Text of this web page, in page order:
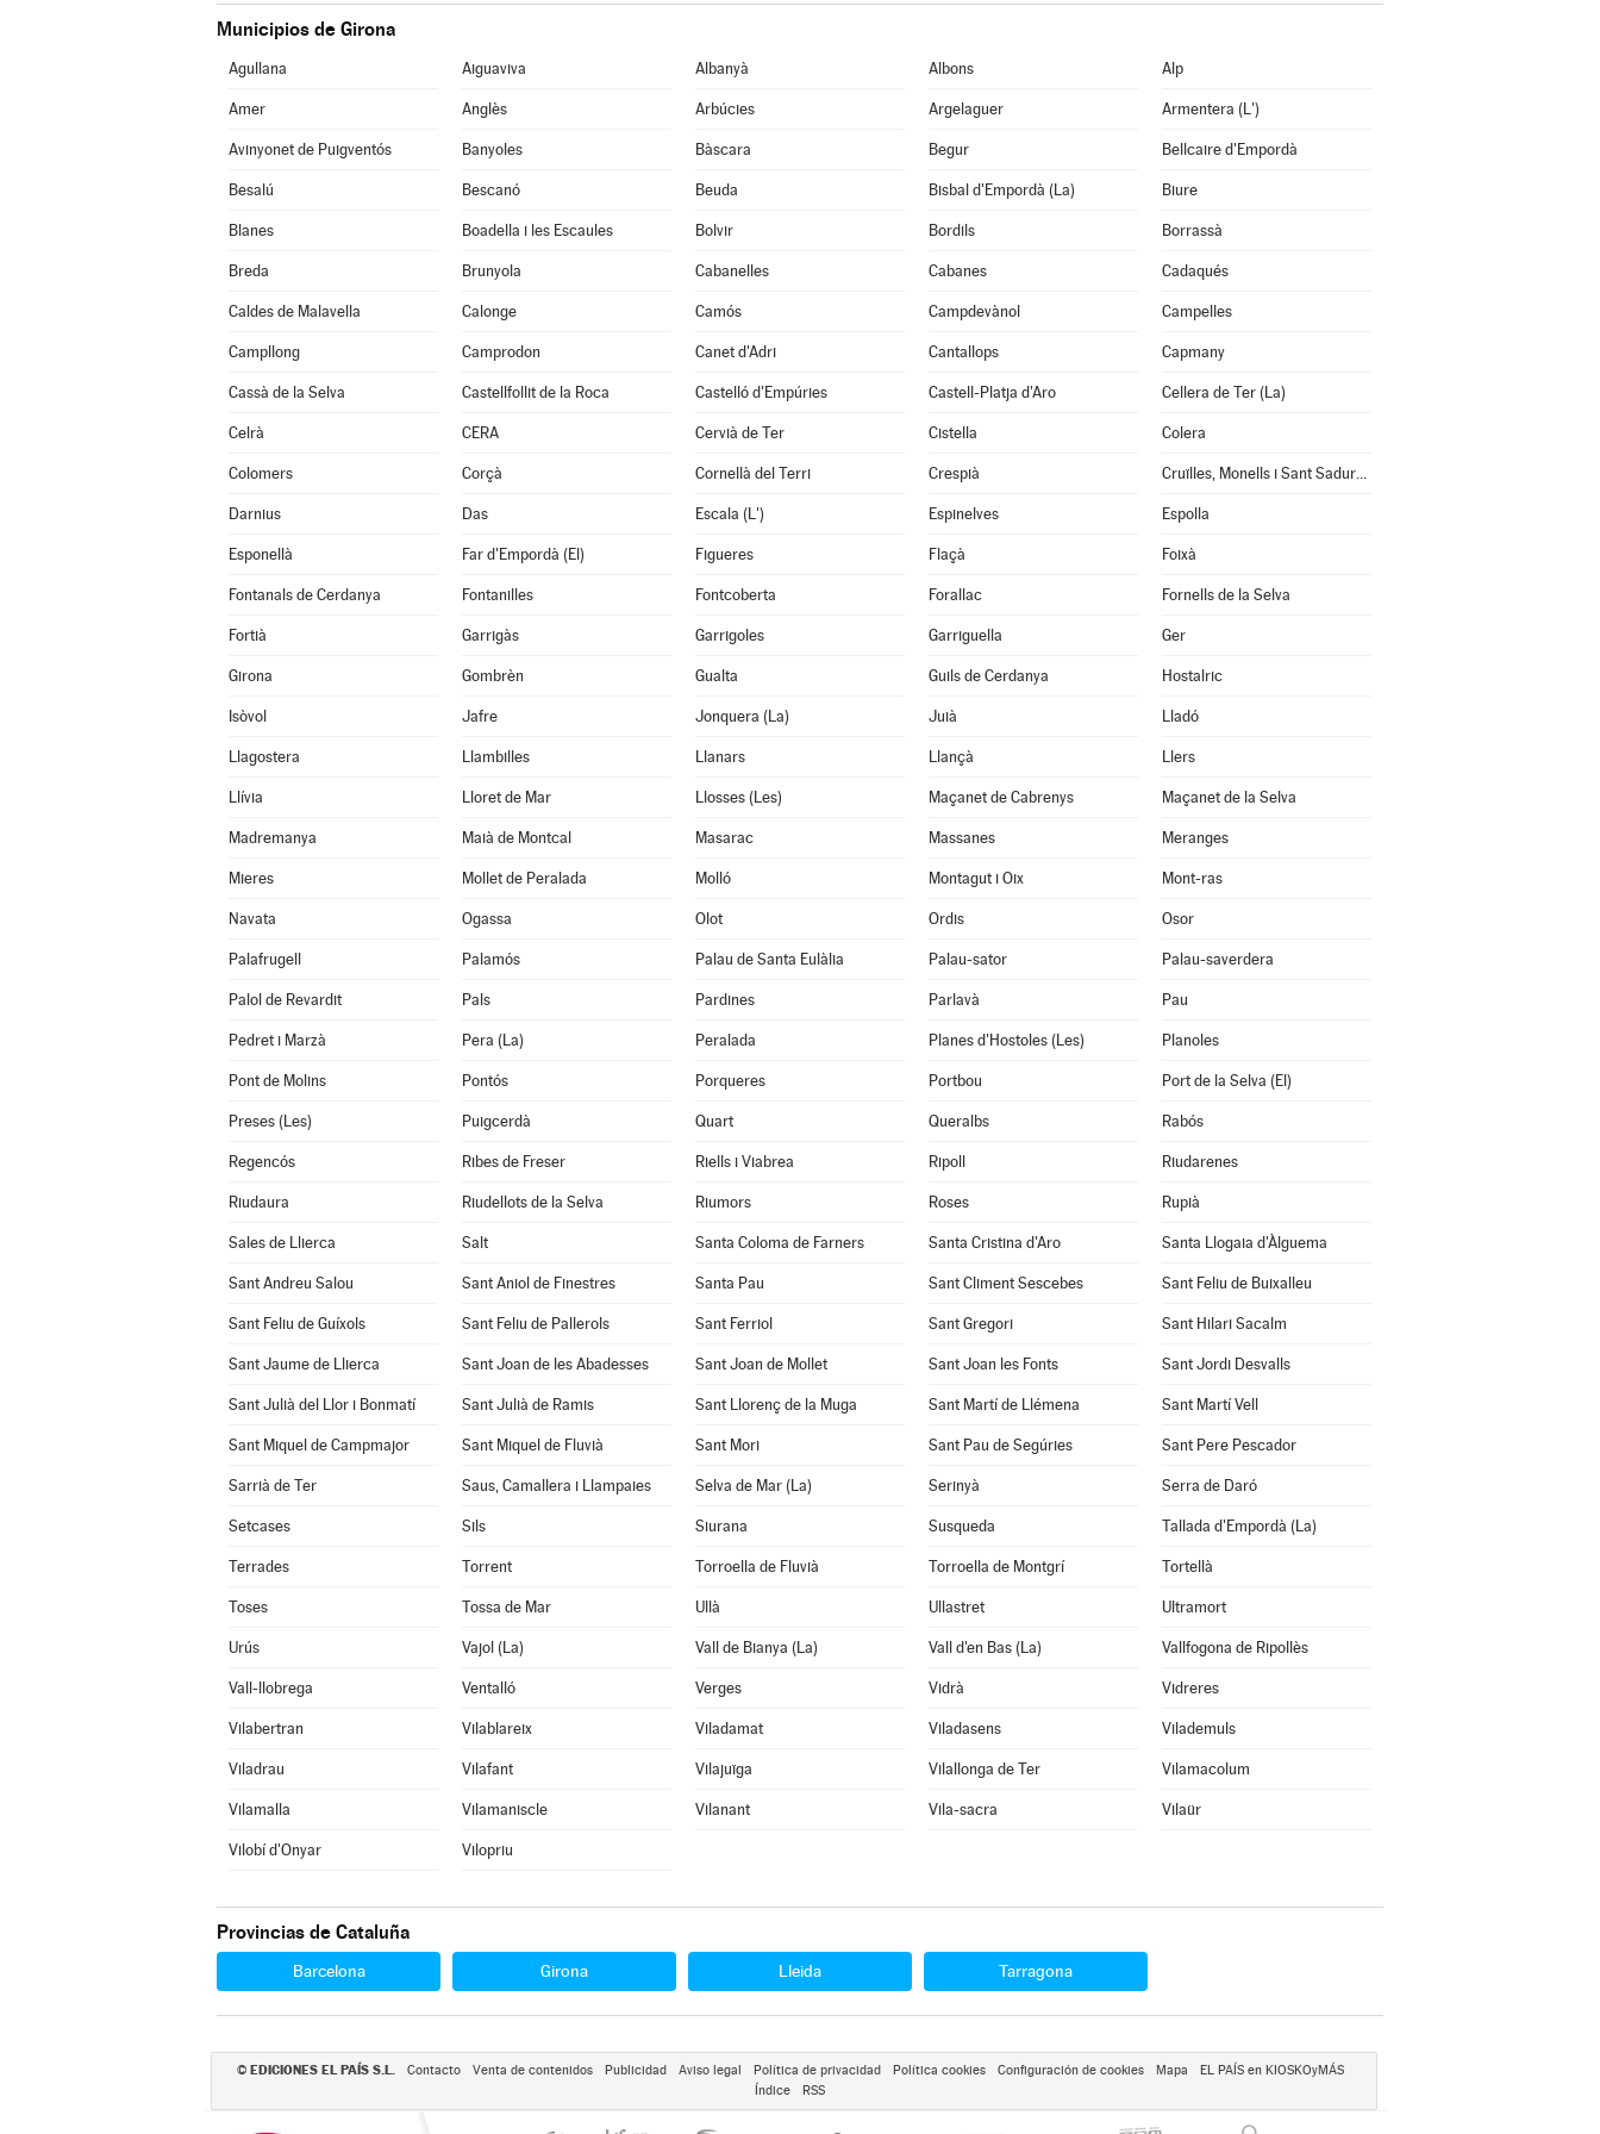
Municipios de Girona
Agullana Aiguaviva Albanyà Albons Alp
Amer Anglès Arbúcies Argelaguer Armentera (L')
Avinyonet de Puigventós Banyoles Bàscara Begur Bellcaire d'Empordà
Besalú Bescanó Beuda Bisbal d'Empordà (La) Biure
Blanes Boadella i les Escaules Bolvir Bordils Borrassà
Breda Brunyola Cabanelles Cabanes Cadaqués
Caldes de Malavella Calonge Camós Campdevànol Campelles
Campllong Camprodon Canet d'Adri Cantallops Capmany
Cassà de la Selva Castellfollit de la Roca Castelló d'Empúries Castell-Platja d'Aro Cellera de Ter (La)
Celrà CERA Cervià de Ter Cistella Colera
Colomers Corçà Cornellà del Terri Crespià Cruïlles, Monells i Sant Sadurní de l'Heura
Darnius Das Escala (L') Espinelves Espolla
Esponellà Far d'Empordà (El) Figueres Flaçà Foixà
Fontanals de Cerdanya Fontanilles Fontcoberta Forallac Fornells de la Selva
Fortià Garrigàs Garrigoles Garriguella Ger
Girona Gombrèn Gualta Guils de Cerdanya Hostalric
Isòvol Jafre Jonquera (La) Juià Lladó
Llagostera Llambilles Llanars Llançà Llers
Llívia Lloret de Mar Llosses (Les) Maçanet de Cabrenys Maçanet de la Selva
Madremanya Maià de Montcal Masarac Massanes Meranges
Mieres Mollet de Peralada Molló Montagut i Oix Mont-ras
Navata Ogassa Olot Ordis Osor
Palafrugell Palamós Palau de Santa Eulàlia Palau-sator Palau-saverdera
Palol de Revardit Pals Pardines Parlavà Pau
Pedret i Marzà Pera (La) Peralada Planes d'Hostoles (Les) Planoles
Pont de Molins Pontós Porqueres Portbou Port de la Selva (El)
Preses (Les) Puigcerdà Quart Queralbs Rabós
Regencós Ribes de Freser Riells i Viabrea Ripoll Riudarenes
Riudaura Riudellots de la Selva Riumors Roses Rupià
Sales de Llierca Salt Santa Coloma de Farners Santa Cristina d'Aro Santa Llogaia d'Àlguema
Sant Andreu Salou Sant Aniol de Finestres Santa Pau Sant Climent Sescebes Sant Feliu de Buixalleu
Sant Feliu de Guíxols Sant Feliu de Pallerols Sant Ferriol Sant Gregori Sant Hilari Sacalm
Sant Jaume de Llierca Sant Joan de les Abadesses Sant Joan de Mollet Sant Joan les Fonts Sant Jordi Desvalls
Sant Julià del Llor i Bonmatí Sant Julià de Ramis Sant Llorenç de la Muga Sant Martí de Llémena Sant Martí Vell
Sant Miquel de Campmajor Sant Miquel de Fluvià Sant Mori Sant Pau de Segúries Sant Pere Pescador
Sarrià de Ter Saus, Camallera i Llampaies Selva de Mar (La) Serinyà Serra de Daró
Setcases Sils Siurana Susqueda Tallada d'Empordà (La)
Terrades Torrent Torroella de Fluvià Torroella de Montgrí Tortellà
Toses Tossa de Mar Ullà Ullastret Ultramort
Urús Vajol (La) Vall de Bianya (La) Vall d'en Bas (La) Vallfogona de Ripollès
Vall-llobrega Ventalló Verges Vidrà Vidreres
Vilabertran Vilablareix Viladamat Viladasens Vilademuls
Viladrau Vilafant Vilajuïga Vilallonga de Ter Vilamacolum
Vilamalla Vilamaniscle Vilanant Vila-sacra Vilaür
Vilobí d'Onyar Vilopriu
Provincias de Cataluña
Barcelona Girona Lleida Tarragona
© EDICIONES EL PAÍS S.L. Contacto Venta de contenidos Publicidad Aviso legal Política de privacidad Política cookies Configuración de cookies Mapa
EL PAÍS en KIOSKOyMÁS
Índice
RSS